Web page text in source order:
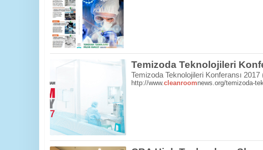
Temizoda Teknolojileri
Temizoda Teknolojileri Konferansı 2017
http://www.cleanroomnews.org/temizoda-